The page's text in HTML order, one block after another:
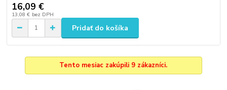
16,09 €
13,08 € bez DPH
Pridať do košíka
Tento mesiac zakúpili 9 zákazníci.